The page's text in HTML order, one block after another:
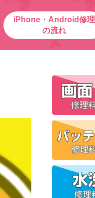
iPhone・Android修理
の流れ